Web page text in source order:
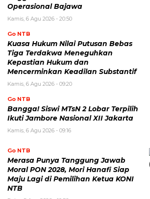
Operasional Bajawa
Kamis, 6 Agu 2026 - 20:50
Go NTB
Kuasa Hukum Nilai Putusan Bebas
Tiga Terdakwa Meneguhkan
Kepastian Hukum dan
Mencerminkan Keadilan Substantif
Kamis, 6 Agu 2026 - 09:20
Go NTB
Bangga! Siswi MTsN 2 Lobar Terpilih
Ikuti Jambore Nasional XII Jakarta
Kamis, 6 Agu 2026 - 09:16
Go NTB
Merasa Punya Tanggung Jawab
Moral PON 2028, Mori Hanafi Siap
Maju Lagi di Pemilihan Ketua KONI
NTB